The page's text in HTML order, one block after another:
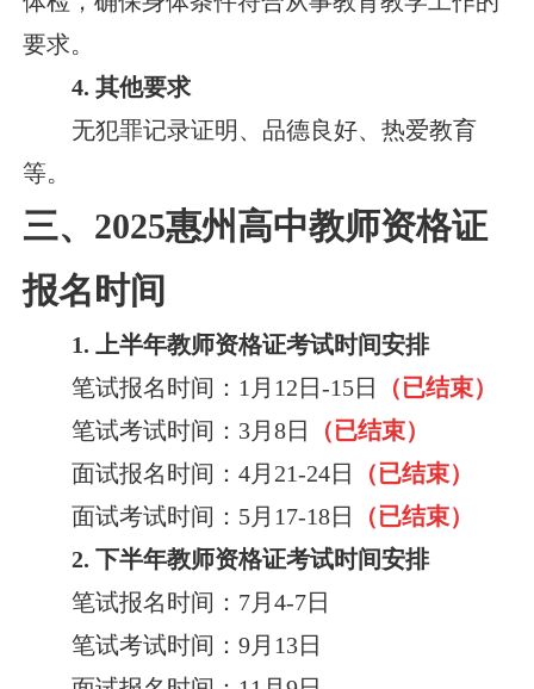
要求。
4. 其他要求
无犯罪记录证明、品德良好、热爱教育
等。
三、2025惠州高中教师资格证
报名时间
1. 上半年教师资格证考试时间安排
笔试报名时间：1月12日-15日
（已结束）
笔试考试时间：3月8日
（已结束）
面试报名时间：4月21-24日
（已结束）
面试考试时间：5月17-18日
（已结束）
2. 下半年教师资格证考试时间安排
笔试报名时间：7月4-7日
笔试考试时间：9月13日